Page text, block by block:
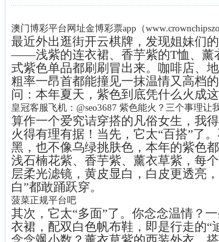
澳门博彩平台网址金博彩票app（
最近外出逛街开云棋牌，发现姐妹们
——浅紫的连衣裙、香芋紫的T恤、薰
式紫色单品都刷刷冒出来。咖啡店、
粗率一昂首都能撞见一抹温情又高档
问：本年夏天，紫色到底凭什么火成
皇冠客服飞机：@seo3687 紫色能火？三个事理让
算作一个爱究诘穿搭的凡俗女生，我
火得有理有据！当先，它太“百搭”了
黑，也不像乌绿挑肤色，本年的紫色
浅石楠花紫、香芋紫、薰衣草紫，每
层柔光滤镜，黄皮显白，白皮更透亮
白”都敢踊跃穿。
菠菜正规平台吧
其次，它太“多面”了。你念念温情？
衣裙，配双白色帆布鞋，即是行走的“